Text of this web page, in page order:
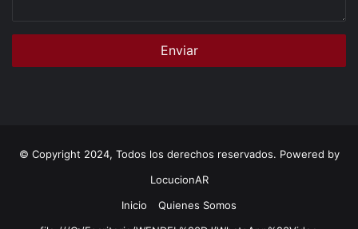
© Copyright 2024, Todos los derechos reservados. Powered by
LocucionAR
Inicio
Quienes Somos